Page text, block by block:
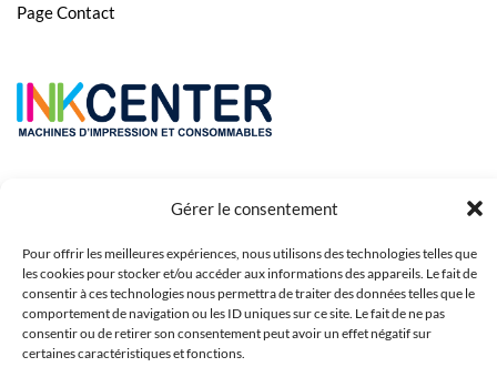
Gérer le consentement
Pour offrir les meilleures expériences, nous utilisons des technologies telles que
les cookies pour stocker et/ou accéder aux informations des appareils. Le fait de
consentir à ces technologies nous permettra de traiter des données telles que le
comportement de navigation ou les ID uniques sur ce site. Le fait de ne pas
consentir ou de retirer son consentement peut avoir un effet négatif sur
certaines caractéristiques et fonctions.
Canon Pixma TS9550
Page Contact
Copyright 2023 © Inkcenter - Webdesign byMedia84